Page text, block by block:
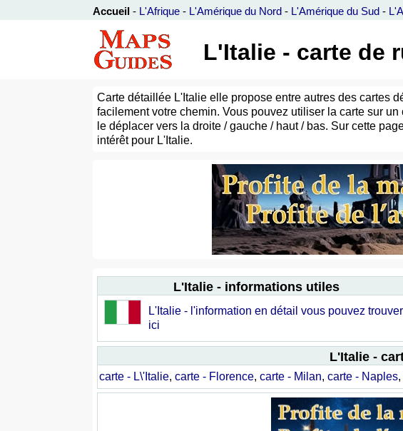
Accueil - L'Afrique - L'Amérique du Nord - L'Amérique du Sud -
L'Italie - carte de
Carte détaillée L'Italie elle propose entre autres des cartes
facilement votre chemin. Vous pouvez utiliser la carte sur
le déplacer vers la droite / gauche / haut / bas. Sur cette
intérêt pour L'Italie.
L'Italie - informations utiles
L'Italie - l'information en détail vous pouvez trouver
ici
L'Italie -
carte - L\'Italie, carte - Florence, carte - Milan, carte - Naples,